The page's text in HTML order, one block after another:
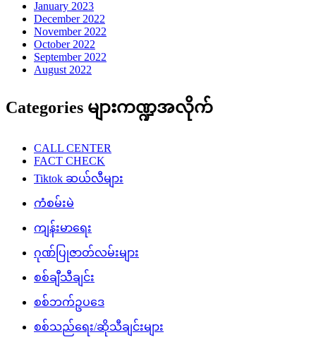
Categories များကဏ္ဍအလိုက်
CALL CENTER
Tiktok ဆယ်လီများ
ကျန်းမာရေး
ဂုဏ်ပြုဇာတ်လမ်းများ
စစ်ချီသီချင်း
စစ်ဘက်ဥပဒေ
စစ်သည်ရေး/ဆိုသီချင်းများ
စိုက်ပျိုးရေး
ဆောင်းပါး/မဂ္ဂဇင်းများ
ဉာဏ်စမ်းပဟေဠိ